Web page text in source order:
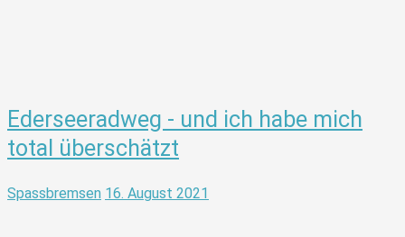
Ederseeradweg - und ich habe mich
total überschätzt
Spassbremsen 16. August 2021